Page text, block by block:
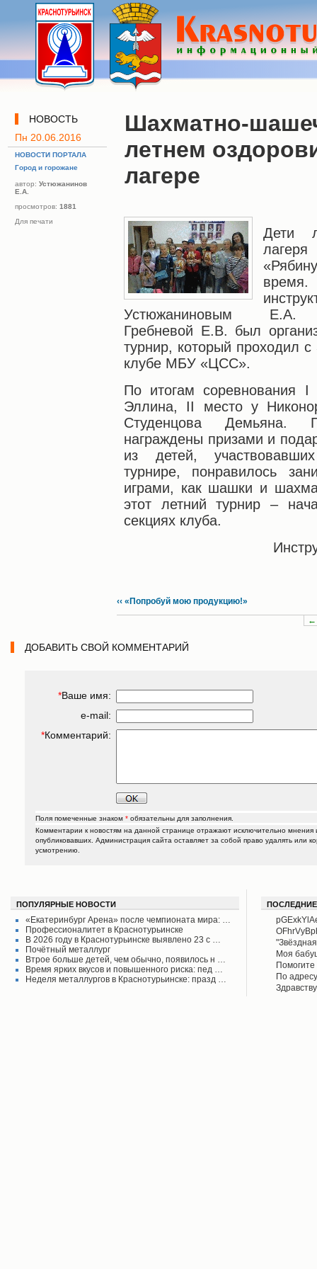
НОВОСТЬ
Пн 20.06.2016
НОВОСТИ ПОРТАЛА
Город и горожане
автор: Устюжанинов
Е.А.
просмотров: 1881
Для печати
Шахматно-
летнем
лагере
Дети
Устюжаниновым Е.А.
Гребневой Е.В. был
турнир, который проходил
клубе МБУ «ЦСС».
По итогам соревнования I
Эллина, II место у
Студенцова Демьяна.
награждены призами и
из детей,
турнире, понравилось
играми, как шашки и
этот летний турнир –
секциях клуба.
‹‹ «Попробуй мою продукцию!»
←
ДОБАВИТЬ СВОЙ КОММЕНТАРИЙ
*Ваше имя:
e-mail:
*Комментарий:
Поля помеченные знаком * обязательны для заполнения.
Комментарии к новостям на данной странице отражают исключительно мнения
опубликовавших. Администрация сайта оставляет за собой право удалять или
усмотрению.
ПОПУЛЯРНЫЕ НОВОСТИ
«Екатеринбург Арена» после чемпионата мира: …
Профессионалитет в Краснотурьинске
В 2026 году в Краснотурьинске выявлено 23 с …
Почётный металлург
Втрое больше детей, чем обычно, появилось н …
Время ярких вкусов и повышенного риска: пед …
Неделя металлургов в Краснотурьинске: празд …
своего
поднял
Моя
Айрих
в
По